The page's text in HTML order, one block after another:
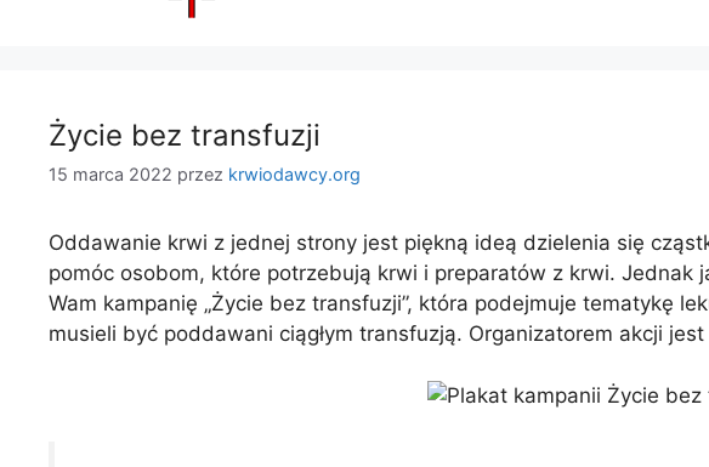
Życie bez transfuzji
15 marca 2022 przez krwiodawcy.org
Oddawanie krwi z jednej strony jest piękną ideą dzielenia się
pomóc osobom, które potrzebują krwi i preparatów z krwi.
Wam kampanię „Życie bez transfuzji”, która podejmuje tematykę
musieli być poddawani ciągłym transfuzją. Organizatorem akcji